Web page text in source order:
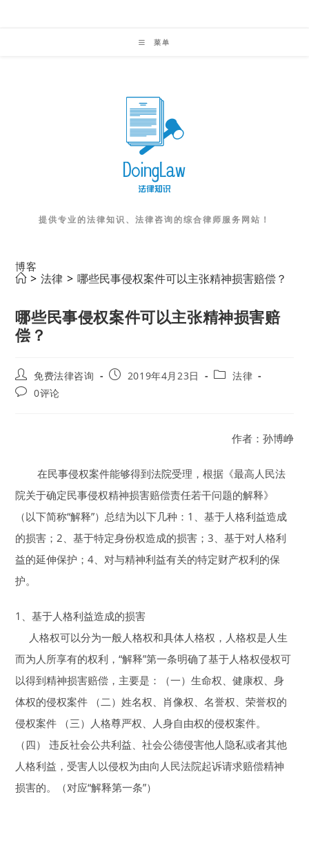
菜单
提供专业的法律知识、法律咨询的综合律师服务网站！
博客
> 法律 > 哪些民事侵权案件可以主张精神损害赔偿？
哪些民事侵权案件可以主张精神损害赔
偿？
Post
author:
免费法律咨询
Post2019年4月23日
Post法律
Post0评论
作者：孙博峥
在民事侵权案件能够得到法院受理，根据《最高人民法
院关于确定民事侵权精神损害赔偿责任若干问题的解释》
（以下简称“解释”）总结为以下几种：1、基于人格利益造成
的损害；2、基于特定身份权造成的损害；3、基于对人格利
益的延伸保护；4、对与精神利益有关的特定财产权利的保
护。
1、基于人格利益造成的损害
人格权可以分为一般人格权和具体人格权，人格权是人生
而为人所享有的权利，“解释”第一条明确了基于人格权侵权可
以得到精神损害赔偿，主要是：（一）生命权、健康权、身
体权的侵权案件 （二）姓名权、肖像权、名誉权、荣誉权的
侵权案件 （三）人格尊严权、人身自由权的侵权案件。
（四） 违反社会公共利益、社会公德侵害他人隐私或者其他
人格利益，受害人以侵权为由向人民法院起诉请求赔偿精神
损害的。（对应“解释第一条”）